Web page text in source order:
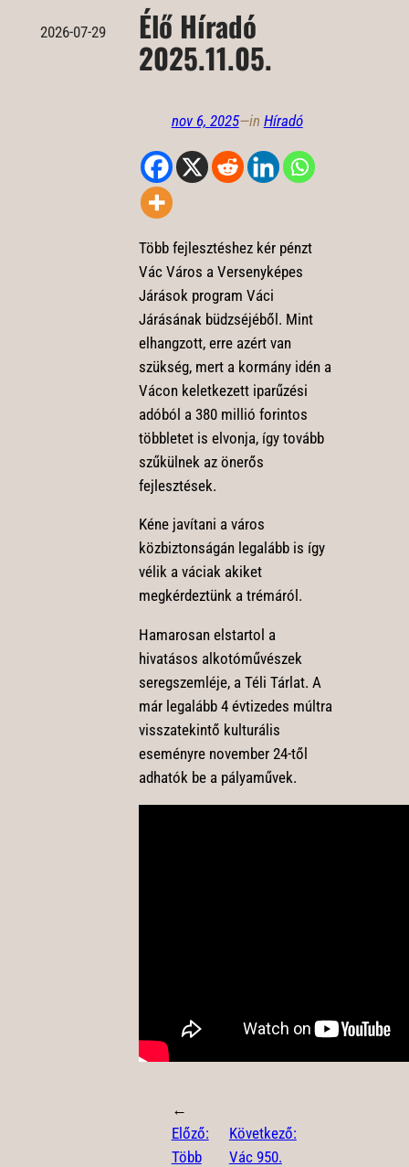
2026-07-29 Élő Híradó
2025.11.05.
nov 6, 2025—in Híradó
Több fejlesztéshez kér pénzt
Vác Város a Versenyképes
Járások program Váci
Járásának büdzséjéből. Mint
elhangzott, erre azért van
szükség, mert a kormány idén a
Vácon keletkezett iparűzési
adóból a 380 millió forintos
többletet is elvonja, így tovább
szűkülnek az önerős
fejlesztések.
Kéne javítani a város
közbiztonságán legalább is így
vélik a váciak akiket
megkérdeztünk a trémáról.
Hamarosan elstartol a
hivatásos alkotóművészek
seregszemléje, a Téli Tárlat. A
már legalább 4 évtizedes múltra
visszatekintő kulturális
eseményre november 24-től
adhatók be a pályaművek.
←
Előző:
Több
Következő:
Vác 950.